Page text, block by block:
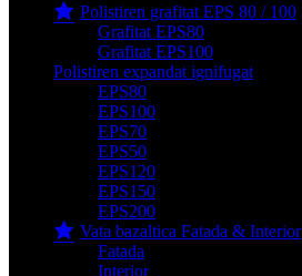
Polistiren grafitat EPS 80 / 100
Grafitat EPS80
Grafitat EPS100
Polistiren expandat ignifugat
EPS80
EPS100
EPS70
EPS50
EPS120
EPS150
EPS200
Vata bazaltica Fatada & Interior
Fatada
Interior